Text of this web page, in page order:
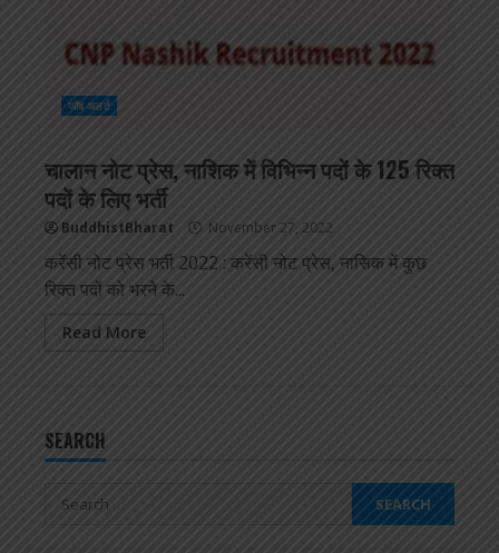
जॉब अलर्ट
चालान नोट प्रेस, नाशिक में विभिन्न पदों के 125 रिक्त
पदों के लिए भर्ती
BuddhistBharat November 27, 2022
करेंसी नोट प्रेस भर्ती 2022 : करेंसी नोट प्रेस, नासिक में कुछ
रिक्त पदों को भरने के...
Read More
SEARCH
Search